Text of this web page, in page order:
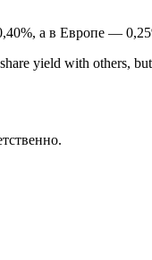
а в Европе —
yield with others,